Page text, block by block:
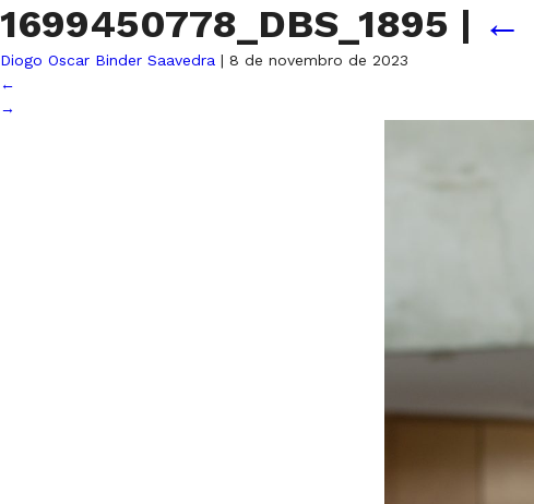
1699450778_DBS_1895 | ←
Diogo Oscar Binder Saavedra | 8 de novembro de 2023
←
→